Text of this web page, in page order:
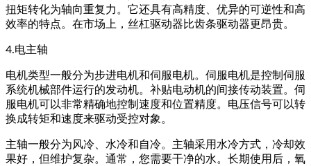
扭矩转化为轴向重复力。它还具有高精度、优异的可逆性和高
效率的特点。在市场上，丝杠驱动器比齿条驱动器更昂贵。
4.电主轴
电机类型一般分为步进电机和伺服电机。伺服电机是控制伺服
系统机械部件运行的发动机。补贴电动机的间接传动装置。伺
服电机可以非常精确地控制速度和位置精度。电压信号可以转
换成转矩和速度来驱动受控对象。
主轴一般分为风冷、水冷和自冷。主轴采用水冷方式，冷却效
果好，但维护复杂。通常，您需要干净的水。长期使用后，氧